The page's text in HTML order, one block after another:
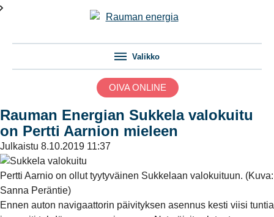
Valikko
OIVA ONLINE
Rauman Energian Sukkela valokuitu
on Pertti Aarnion mieleen
Julkaistu 8.10.2019 11:37
Pertti Aarnio on ollut tyytyväinen Sukkelaan valokuituun. (Kuva:
Sanna Peräntie)
Ennen auton navigaattorin päivityksen asennus kesti viisi tuntia